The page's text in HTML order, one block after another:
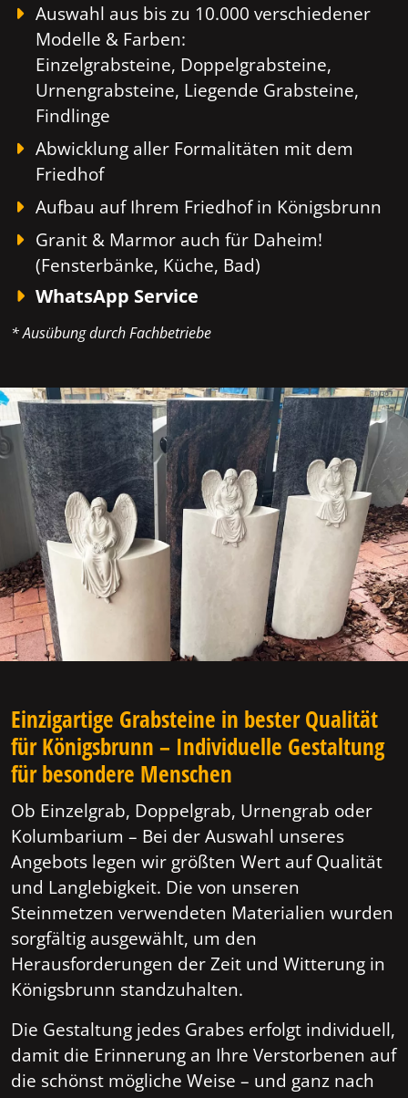
Auswahl aus bis zu 10.000 verschiedener
Modelle & Farben:
Einzelgrabsteine, Doppelgrabsteine,
Urnengrabsteine, Liegende Grabsteine,
Findlinge
Abwicklung aller Formalitäten mit dem
Friedhof
Aufbau auf Ihrem Friedhof in Königsbrunn
Granit & Marmor auch für Daheim!
(Fensterbänke, Küche, Bad)
WhatsApp Service
* Ausübung durch Fachbetriebe
Einzigartige Grabsteine in bester Qualität
für Königsbrunn – Individuelle Gestaltung
für besondere Menschen
Ob Einzelgrab, Doppelgrab, Urnengrab oder
Kolumbarium – Bei der Auswahl unseres
Angebots legen wir größten Wert auf Qualität
und Langlebigkeit. Die von unseren
Steinmetzen verwendeten Materialien wurden
sorgfältig ausgewählt, um den
Herausforderungen der Zeit und Witterung in
Königsbrunn standzuhalten.
Die Gestaltung jedes Grabes erfolgt individuell,
damit die Erinnerung an Ihre Verstorbenen auf
die schönst mögliche Weise – und ganz nach